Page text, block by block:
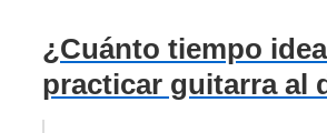
¿Cuánto tiempo
practicar guitarra al